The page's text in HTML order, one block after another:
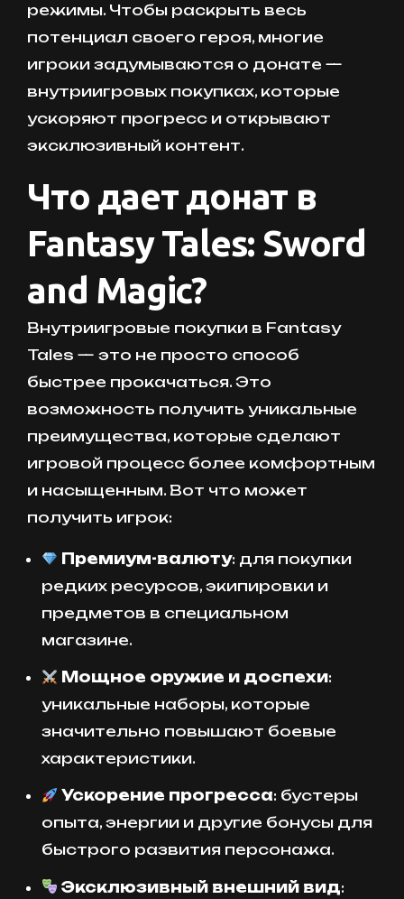
режимы. Чтобы раскрыть весь
потенциал своего героя, многие
игроки задумываются о донате —
внутриигровых покупках, которые
ускоряют прогресс и открывают
эксклюзивный контент.
Что дает донат в
Fantasy Tales: Sword
and Magic?
Внутриигровые покупки в Fantasy
Tales — это не просто способ
быстрее прокачаться. Это
возможность получить уникальные
преимущества, которые сделают
игровой процесс более комфортным
и насыщенным. Вот что может
получить игрок:
Премиум-валюту: для покупки
редких ресурсов, экипировки и
предметов в специальном
магазине.
Мощное оружие и доспехи:
уникальные наборы, которые
значительно повышают боевые
характеристики.
Ускорение прогресса: бустеры
опыта, энергии и другие бонусы для
быстрого развития персонажа.
Эксклюзивный внешний вид: